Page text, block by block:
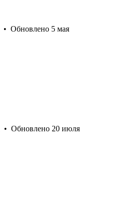
• Обновлено 5 мая
• Обновлено 20 июля